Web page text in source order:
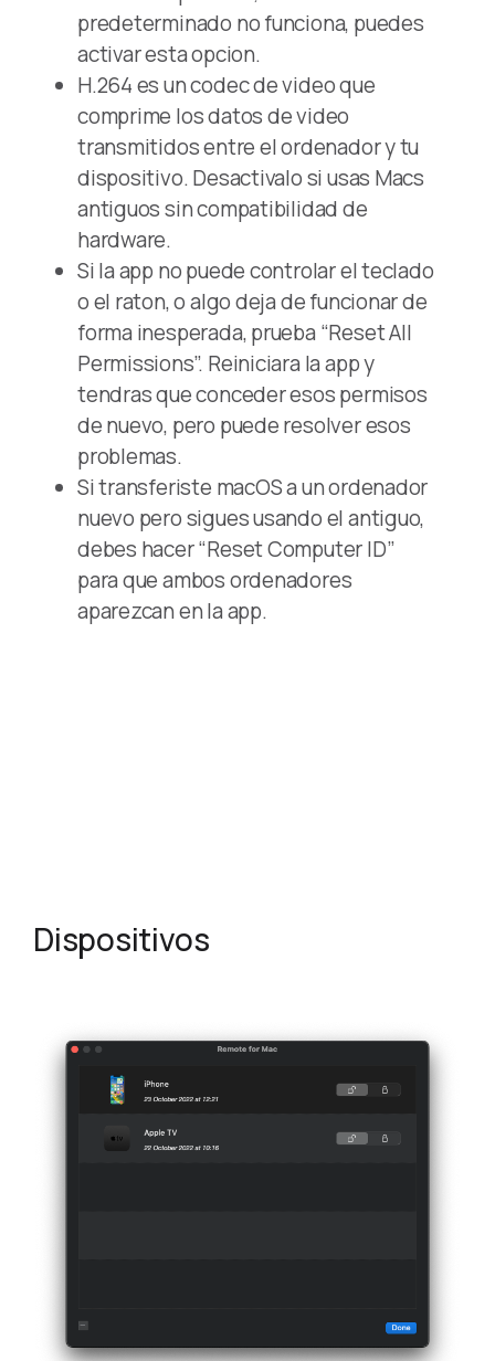
predeterminado no funciona, puedes
activar esta opcion.
H.264 es un codec de video que
comprime los datos de video
transmitidos entre el ordenador y tu
dispositivo. Desactivalo si usas Macs
antiguos sin compatibilidad de
hardware.
Si la app no puede controlar el teclado
o el raton, o algo deja de funcionar de
forma inesperada, prueba “Reset All
Permissions”. Reiniciara la app y
tendras que conceder esos permisos
de nuevo, pero puede resolver esos
problemas.
Si transferiste macOS a un ordenador
nuevo pero sigues usando el antiguo,
debes hacer “Reset Computer ID”
para que ambos ordenadores
aparezcan en la app.
Dispositivos